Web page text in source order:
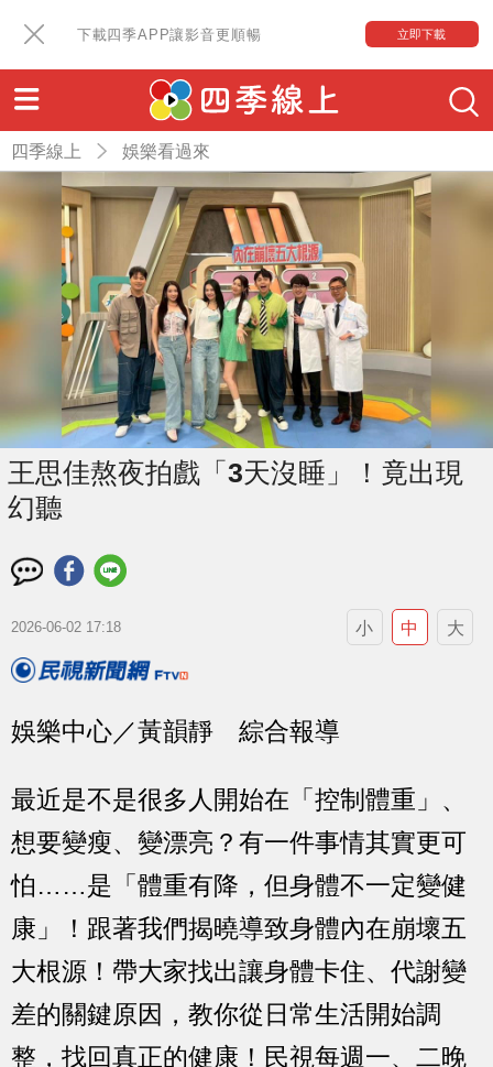
下載四季APP讓影音更順暢 立即下載
四季線上 娛樂看過來
王思佳熬夜拍戲「3天沒睡」！竟出現
幻聽
2026-06-02 17:18 小 中 大
娛樂中心／黃韻靜 綜合報導
最近是不是很多人開始在「控制體重」、
想要變瘦、變漂亮？有一件事情其實更可
怕……是「體重有降，但身體不一定變健
康」！跟著我們揭曉導致身體內在崩壞五
大根源！帶大家找出讓身體卡住、代謝變
差的關鍵原因，教你從日常生活開始調
整，找回真正的健康！民視每週一、二晚